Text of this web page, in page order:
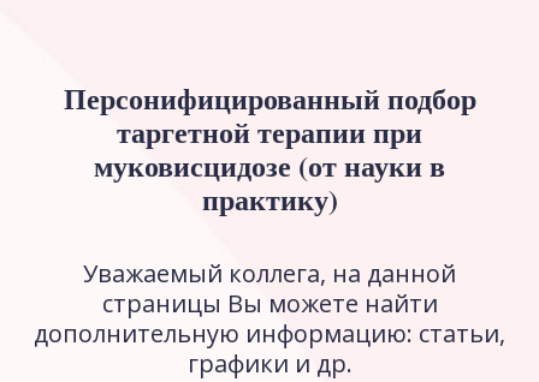
Персонифицированный подбор
таргетной терапии при
муковисцидозе (от науки в
практику)
Уважаемый коллега, на данной
страницы Вы можете найти
дополнительную информацию: статьи,
графики и др.